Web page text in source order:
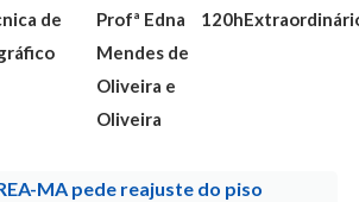
de
Profª Edna
Mendes de
Oliveira e
Oliveira
120h
MA pede reajuste do piso